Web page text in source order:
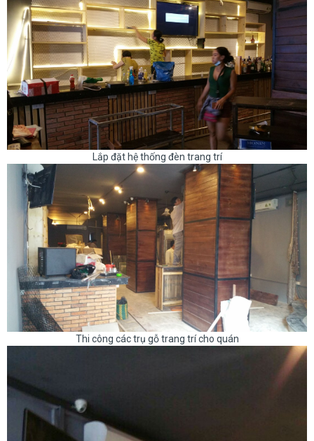
Lắp đặt hệ thống đèn trang trí
Thi công các trụ gỗ trang trí cho quán